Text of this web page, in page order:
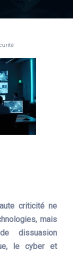
criticité ne
mais
dissuasion
le cyber et